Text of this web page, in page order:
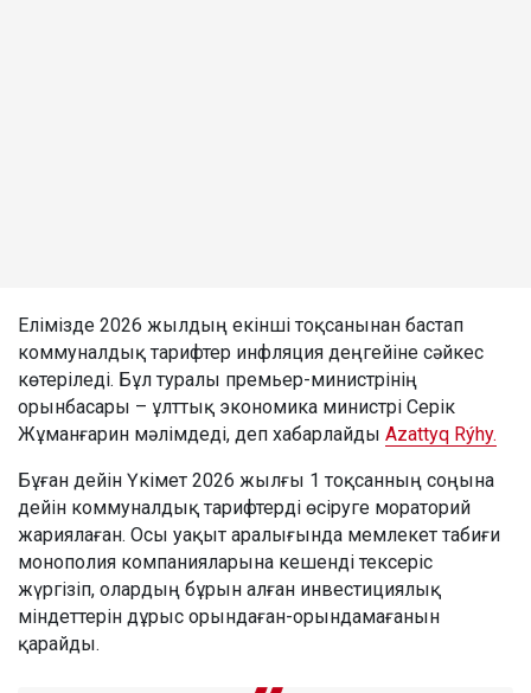
Елімізде 2026 жылдың екінші тоқсанынан бастап
коммуналдық тарифтер инфляция деңгейіне сәйкес
көтеріледі. Бұл туралы премьер-министрінің
орынбасары – ұлттық экономика министрі Серік
Жұманғарин мәлімдеді, деп хабарлайды Azattyq Rýhy.
Бұған дейін Үкімет 2026 жылғы 1 тоқсанның соңына
дейін коммуналдық тарифтерді өсіруге мораторий
жариялаған. Осы уақыт аралығында мемлекет табиғи
монополия компанияларына кешенді тексеріс
жүргізіп, олардың бұрын алған инвестициялық
міндеттерін дұрыс орындаған-орындамағанын
қарайды.